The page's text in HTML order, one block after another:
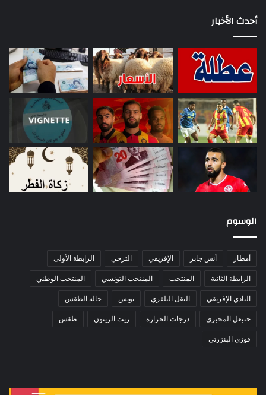
أحدث الأخبار
الوسوم
أمطار أنس جابر الإفريقي الترجي الرابطة الأولى
الرابطة الثانية المنتخب المنتخب التونسي المنتخب الوطني
النادي الإفريقي النقل التلفزي تونس حالة الطقس
حنبعل المجبري درجات الحرارة زيت الزيتون طقس
فوزي البنزرتي